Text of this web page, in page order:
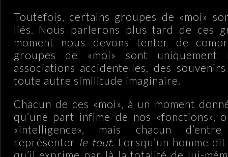
Toutefois, certains groupes de «moi»
liés. Nous parlerons plus tard de ces
moment nous devons tenter de
groupes de «moi» sont
associations accidentelles, des
toute autre similitude imaginaire.
Chacun de ces «moi», à un moment
qu’une part infime de nos «fonctions»,
«intelligence», mais chacun
représenter le tout. Lorsqu’un homme